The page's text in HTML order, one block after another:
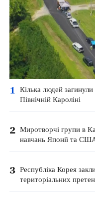
1
Кілька людей
Північній Кароліні
2 Миротворчі групи в
навчань Японії та
3 Республіка Корея
територіальних